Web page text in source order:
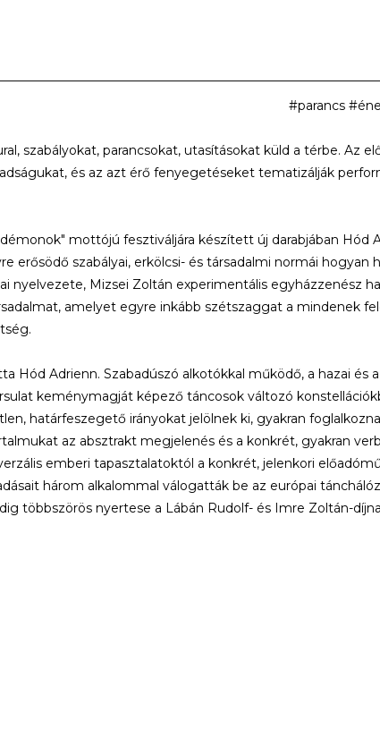
#parancs
szabályokat, parancsokat, utasításokat küld a térbe. Az
és az azt érő fenyegetéseket tematizálják
mottójú fesztiváljára készített új darabjában Hód
erősödő szabályai, erkölcsi- és társadalmi normái hogyan
nyelvezete, Mizsei Zoltán experimentális egyházzenész
amelyet egyre inkább szétszaggat a mindenek
Hód Adrienn. Szabadúszó alkotókkal működő, a hazai és
keménymagját képező táncosok változó
határfeszegető irányokat jelölnek ki, gyakran
az absztrakt megjelenés és a konkrét, gyakran
emberi tapasztalatoktól a konkrét, jelenkori
három alkalommal válogatták be az európai
többszörös nyertese a Lábán Rudolf- és Imre Zoltán-